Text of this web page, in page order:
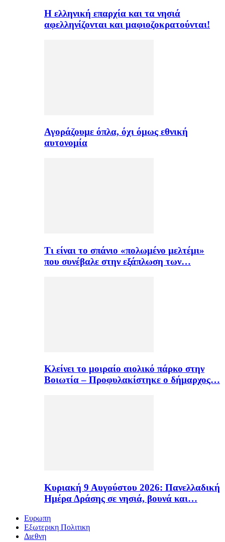
H ελληνική επαρχία και τα νησιά
αφελληνίζονται και μαφιοζοκρατούνται!
Αγοράζουμε όπλα, όχι όμως εθνική
αυτονομία
Τι είναι το σπάνιο «πολωμένο μελτέμι»
που συνέβαλε στην εξάπλωση των…
Κλείνει το μοιραίο αιολικό πάρκο στην
Βοιωτία – Προφυλακίστηκε ο δήμαρχος…
Κυριακή 9 Αυγούστου 2026: Πανελλαδική
Ημέρα Δράσης σε νησιά, βουνά και…
Ευρωπη
Εξωτερικη Πολιτικη
Διεθνη